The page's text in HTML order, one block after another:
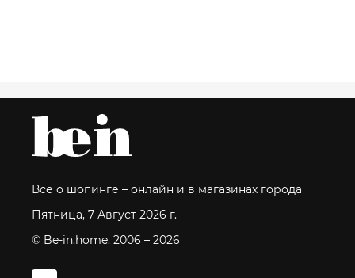
Все о шопинге – онлайн и в магазинах города
Пятница, 7 Август 2026 г.
© Be-in.home. 2006 – 2026